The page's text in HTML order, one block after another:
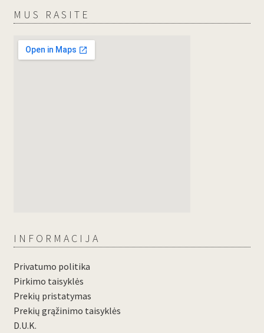
MUS RASITE
INFORMACIJA
Privatumo politika
Pirkimo taisyklės
Prekių pristatymas
Prekių grąžinimo taisyklės
D.U.K.